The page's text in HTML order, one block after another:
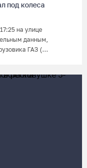
под колеса
на улице
данным,
ГАЗ (...